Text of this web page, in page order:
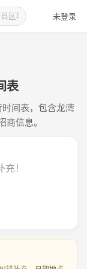
未登录
表
间表，包含龙湾
信息。
！